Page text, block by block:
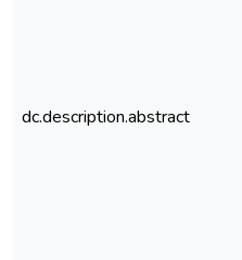
dc.description.abstract